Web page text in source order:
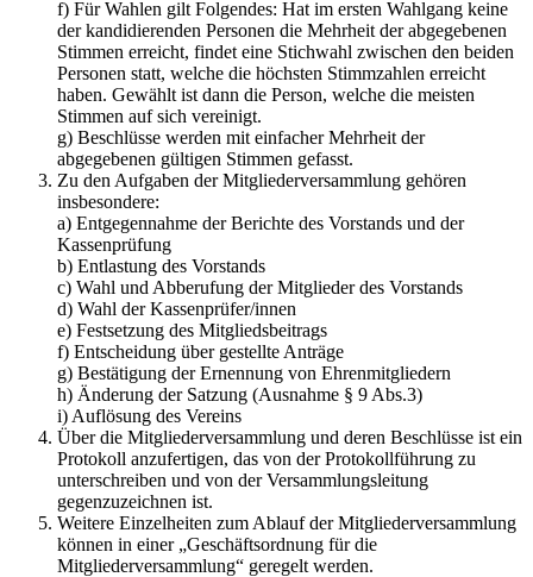
f) Für Wahlen gilt Folgendes: Hat im ersten Wahlgang keine
der kandidierenden Personen die Mehrheit der abgegebenen
Stimmen erreicht, findet eine Stichwahl zwischen den beiden
Personen statt, welche die höchsten Stimmzahlen erreicht
haben. Gewählt ist dann die Person, welche die meisten
Stimmen auf sich vereinigt.
g) Beschlüsse werden mit einfacher Mehrheit der
abgegebenen gültigen Stimmen gefasst.
Zu den Aufgaben der Mitgliederversammlung gehören
insbesondere:
a) Entgegennahme der Berichte des Vorstands und der
Kassenprüfung
b) Entlastung des Vorstands
c) Wahl und Abberufung der Mitglieder des Vorstands
d) Wahl der Kassenprüfer/innen
e) Festsetzung des Mitgliedsbeitrags
f) Entscheidung über gestellte Anträge
g) Bestätigung der Ernennung von Ehrenmitgliedern
h) Änderung der Satzung (Ausnahme § 9 Abs.3)
i) Auflösung des Vereins
Über die Mitgliederversammlung und deren Beschlüsse ist ein
Protokoll anzufertigen, das von der Protokollführung zu
unterschreiben und von der Versammlungsleitung
gegenzuzeichnen ist.
Weitere Einzelheiten zum Ablauf der Mitgliederversammlung
können in einer „Geschäftsordnung für die
Mitgliederversammlung“ geregelt werden.